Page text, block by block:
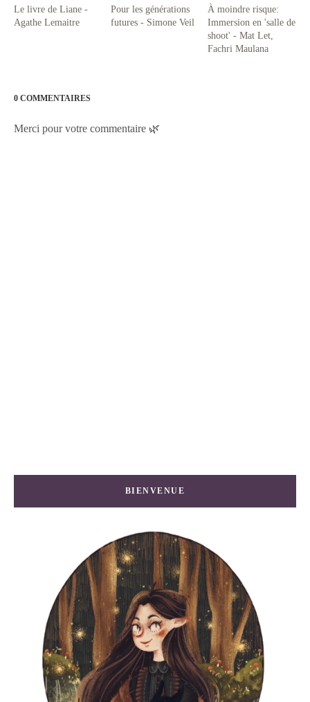
Le livre de Liane -
Agathe Lemaitre
Pour les générations
futures - Simone Veil
À moindre risque:
Immersion en 'salle de
shoot' - Mat Let,
Fachri Maulana
0 COMMENTAIRES
Merci pour votre commentaire 🌿
BIENVENUE